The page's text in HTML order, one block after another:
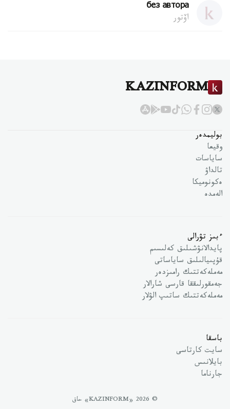
без автора
اۆتور
KAZINFORM
بوليمدەر
وقيعا
ساياسات
تالداۋ
ەكونوميكا
الەمدە
ءبىز تۋرالى
پايدالانۋشىلىق كەلىسىم
قۇپىيالىلىق ساياساتى
مەملەكەتتىك رامىزدەر
جەمقورلىققا قارسى شارالار
مەملەكەتتىك ساتىپ الۋلار
باسقا
سايت كارتاسى
بايلانىس
جارناما
© 2026 «KAZINFORM» حاق